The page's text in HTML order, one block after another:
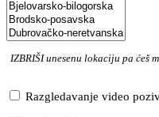
IZBRIŠIunesenu lokaciju pa ćeš
Razgledavanje video